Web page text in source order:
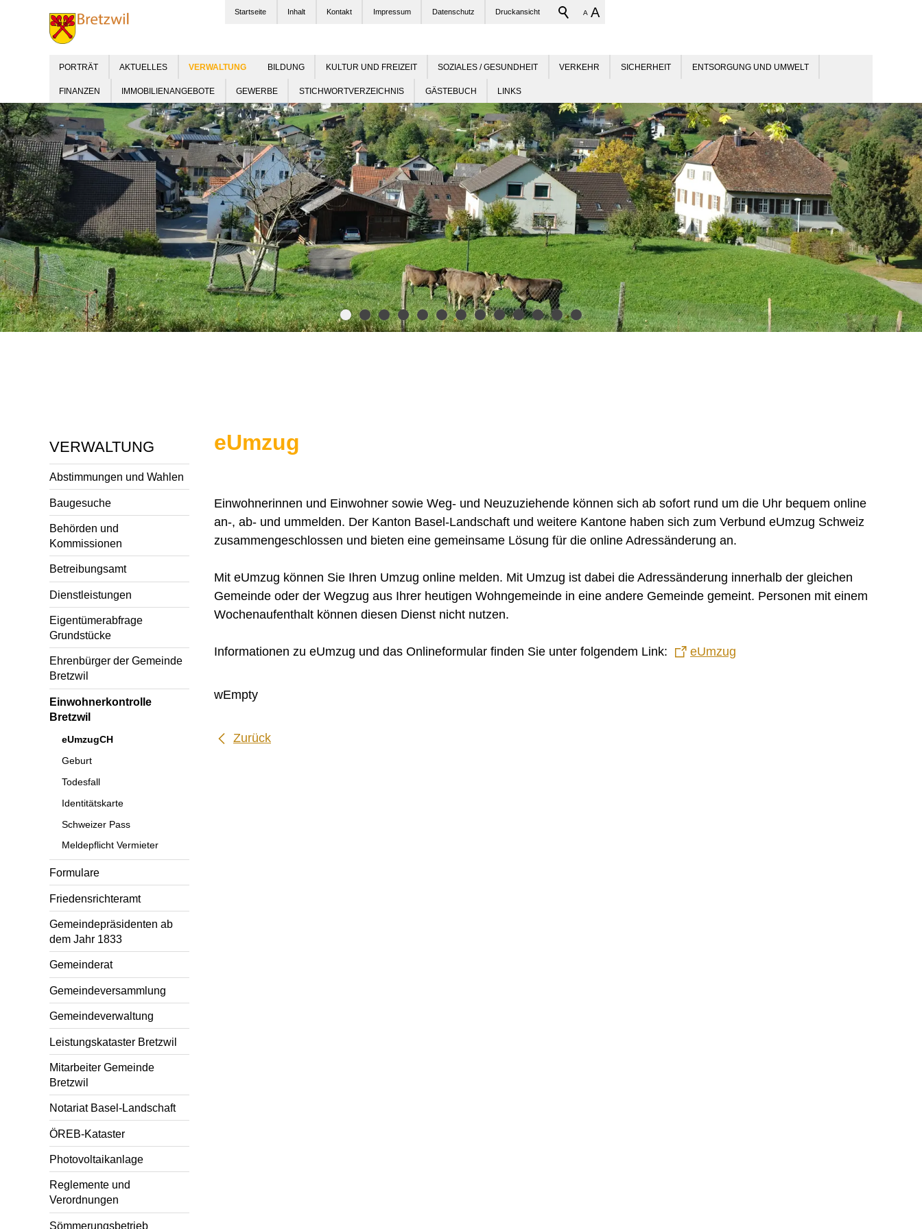
PORTRÄT AKTUELLES BILDUNG KULTUR UND FREIZEIT SOZIALES / GESUNDHEIT VERKEHR SICHERHEIT ENTSORGUNG UND UMWELT
FINANZEN IMMOBILIENANGEBOTE GEWERBE STICHWORTVERZEICHNIS GÄSTEBUCH LINKS
Startseite Inhalt Kontakt Impressum Datenschutz Druckansicht A A
VERWALTUNG
Abstimmungen und Wahlen
Baugesuche
Behörden und
Kommissionen
Betreibungsamt
Dienstleistungen
Eigentümerabfrage
Grundstücke
Ehrenbürger der Gemeinde
Bretzwil
Einwohnerkontrolle
Bretzwil
eUmzugCH
Geburt
Todesfall
Identitätskarte
Schweizer Pass
Meldepflicht Vermieter
Formulare
Friedensrichteramt
Gemeindepräsidenten ab
dem Jahr 1833
Gemeinderat
Gemeindeversammlung
Gemeindeverwaltung
Leistungskataster Bretzwil
Mitarbeiter Gemeinde
Bretzwil
Notariat Basel-Landschaft
ÖREB-Kataster
Photovoltaikanlage
Reglemente und
Verordnungen
Sömmerungsbetrieb
eUmzug
Einwohnerinnen und Einwohner sowie Weg- und Neuzuziehende können sich ab sofort rund um die Uhr bequem online
an-, ab- und ummelden. Der Kanton Basel-Landschaft und weitere Kantone haben sich zum Verbund eUmzug Schweiz
zusammengeschlossen und bieten eine gemeinsame Lösung für die online Adressänderung an.
Mit eUmzug können Sie Ihren Umzug online melden. Mit Umzug ist dabei die Adressänderung innerhalb der gleichen
Gemeinde oder der Wegzug aus Ihrer heutigen Wohngemeinde in eine andere Gemeinde gemeint. Personen mit einem
Wochenaufenthalt können diesen Dienst nicht nutzen.
Informationen zu eUmzug und das Onlineformular finden Sie unter folgendem Link: eUmzug
wEmpty
Zurück